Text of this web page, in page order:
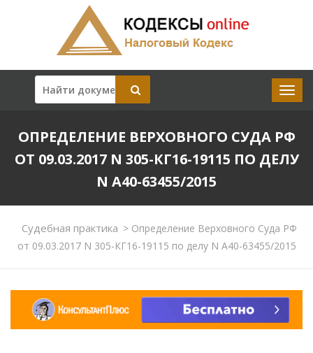
ОПРЕДЕЛЕНИЕ ВЕРХОВНОГО СУДА РФ
ОТ 09.03.2017 N 305-КГ16-19115 ПО ДЕЛУ
N А40-63455/2015
Судебная практика >Определение Верховного Суда РФ
от 09.03.2017 N 305-КГ16-19115 по делу N А40-63455/2015